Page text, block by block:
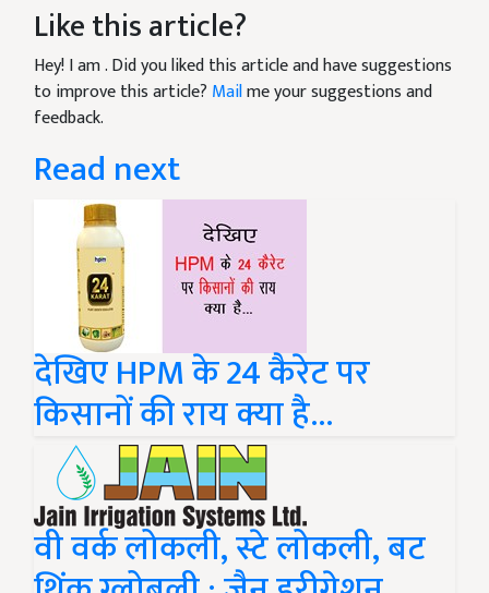
Like this article?
Hey! I am. Did you liked this article and have suggestions
to improve this article? Mailme your suggestions and
feedback.
Read next
देखिए HPM के 24 कैरेट पर
किसानों की राय क्या है...
वी वर्क लोकली, स्टे लोकली, बट